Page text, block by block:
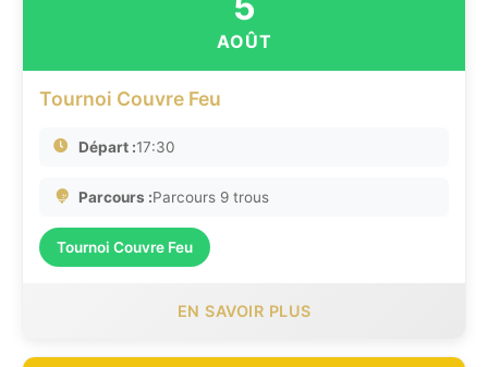
AOÛT
Tournoi Couvre Feu
Départ :17:30
Parcours :Parcours 9 trous
Tournoi Couvre Feu
EN SAVOIR PLUS